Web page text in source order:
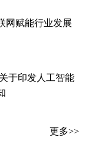
更多>>
网赋能行业发展
于印发人工智能